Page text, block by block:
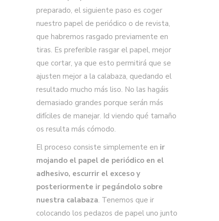
preparado, el siguiente paso es coger
nuestro papel de periódico o de revista,
que habremos rasgado previamente en
tiras. Es preferible rasgar el papel, mejor
que cortar, ya que esto permitirá que se
ajusten mejor a la calabaza, quedando el
resultado mucho más liso. No las hagáis
demasiado grandes porque serán más
difíciles de manejar. Id viendo qué tamaño
os resulta más cómodo.
El proceso consiste simplemente en ir
mojando el papel de periódico en el
adhesivo, escurrir el exceso y
posteriormente ir pegándolo sobre
nuestra calabaza. Tenemos que ir
colocando los pedazos de papel uno junto